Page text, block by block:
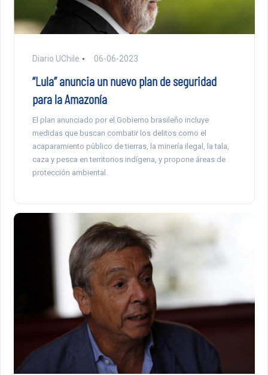
Diario UChile 06-06-2023
“Lula” anuncia un nuevo plan de seguridad
para la Amazonía
El plan anunciado por el Gobierno brasileño incluye
medidas que buscan combatir los delitos como el
acaparamiento público de tierras, la minería ilegal, la tala,
caza y pesca en territorios indígena, y propone áreas de
protección ambiental.